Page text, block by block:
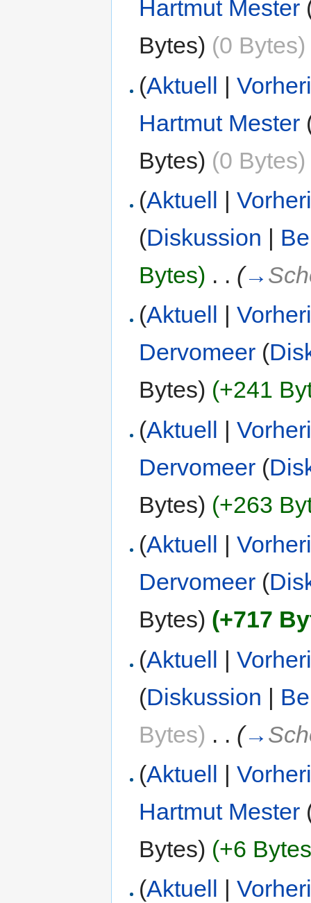
Hartmut Mester
Bytes) (0 Bytes)
(Aktuell |
Hartmut Mester
Bytes) (0 Bytes)
(Aktuell |
(Diskussion |
Bytes) . . (→
(Aktuell |
Dervomeer (
Bytes) (+241
(Aktuell |
Dervomeer (
Bytes) (+263
(Aktuell |
Dervomeer (
Bytes) (+717
(Aktuell |
(Diskussion |
Bytes) . . (→
(Aktuell |
Hartmut Mester
Bytes) (+6
(Aktuell |